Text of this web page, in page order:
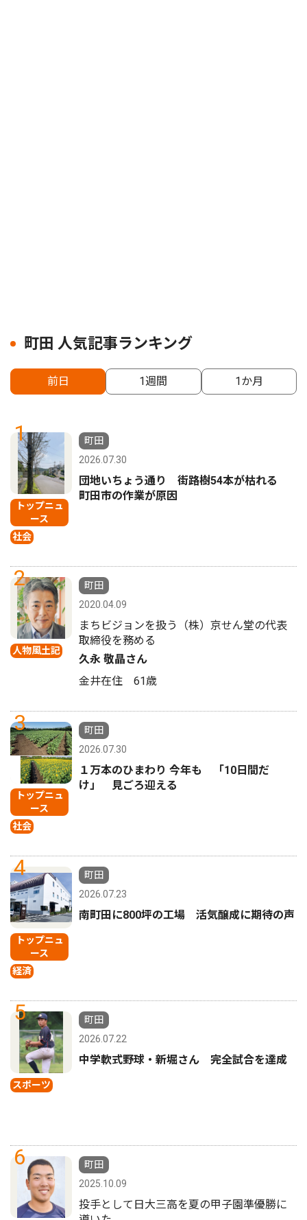
町田 人気記事ランキング
前日 1週間 1か月
1
トップニュ
ース
社会
町田
2026.07.30
団地いちょう通り 街路樹54本が枯れる
町田市の作業が原因
2
人物風土記
町田
2020.04.09
まちビジョンを扱う（株）京せん堂の代表
取締役を務める
久永 敬晶さん
金井在住 61歳
3
トップニュ
ース
社会
町田
2026.07.30
１万本のひまわり 今年も 「10日間だ
け」 見ごろ迎える
4
トップニュ
ース
経済
町田
2026.07.23
南町田に800坪の工場 活気醸成に期待の声
5
スポーツ
町田
2026.07.22
中学軟式野球・新堀さん 完全試合を達成
6
町田
2025.10.09
投手として日大三高を夏の甲子園準優勝に